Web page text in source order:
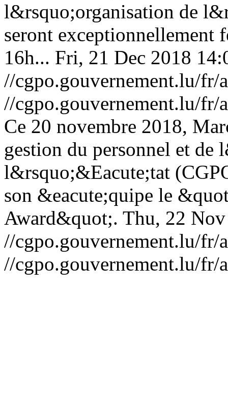
l&rsquo;organisation de
seront exceptionnellement
16h... Fri, 21 Dec 2018
//cgpo.gouvernement.lu/fr/
//cgpo.gouvernement.lu/fr/
Ce 20 novembre 2018,
gestion du personnel et de
l&rsquo;&Eacute;tat
son &eacute;quipe le
Award&quot;. Thu, 22
//cgpo.gouvernement.lu/
//cgpo.gouvernement.lu/